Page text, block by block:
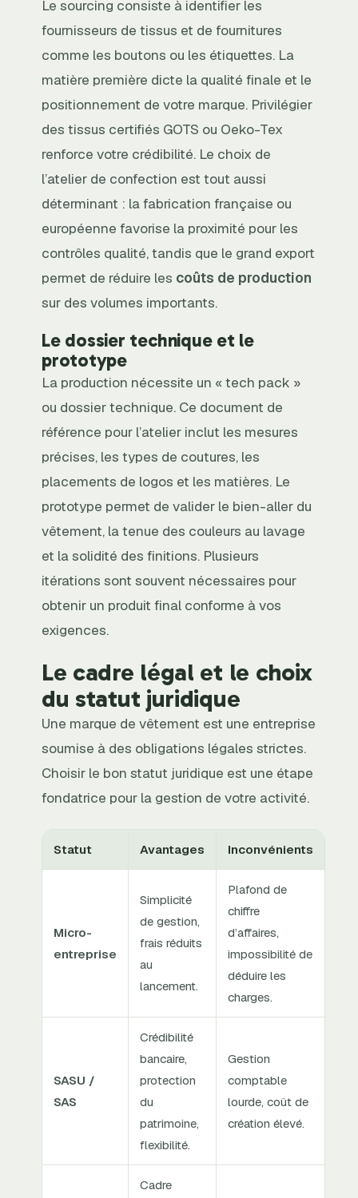
Le sourcing consiste à identifier les
fournisseurs de tissus et de fournitures
comme les boutons ou les étiquettes. La
matière première dicte la qualité finale et le
positionnement de votre marque. Privilégier
des tissus certifiés GOTS ou Oeko-Tex
renforce votre crédibilité. Le choix de
l’atelier de confection est tout aussi
déterminant : la fabrication française ou
européenne favorise la proximité pour les
contrôles qualité, tandis que le grand export
permet de réduire les coûts de production
sur des volumes importants.
Le dossier technique et le
prototype
La production nécessite un « tech pack »
ou dossier technique. Ce document de
référence pour l’atelier inclut les mesures
précises, les types de coutures, les
placements de logos et les matières. Le
prototype permet de valider le bien-aller du
vêtement, la tenue des couleurs au lavage
et la solidité des finitions. Plusieurs
itérations sont souvent nécessaires pour
obtenir un produit final conforme à vos
exigences.
Le cadre légal et le choix
du statut juridique
Une marque de vêtement est une entreprise
soumise à des obligations légales strictes.
Choisir le bon statut juridique est une étape
fondatrice pour la gestion de votre activité.
Statut Avantages Inconvénients
Micro-
entreprise
Simplicité
de gestion,
frais réduits
au
lancement.
Plafond de
chiffre
d’affaires,
impossibilité de
déduire les
charges.
SASU /
SAS
Crédibilité
bancaire,
protection
du
patrimoine,
flexibilité.
Gestion
comptable
lourde, coût de
création élevé.
Cadre